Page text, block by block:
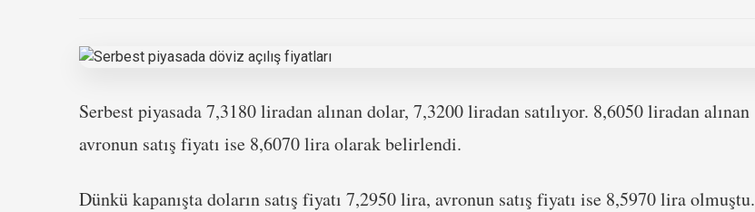
Serbest piyasada 7,3180 liradan alınan dolar, 7,3200 liradan satılıyor. 8,6050 liradan alınan
avronun satış fiyatı ise 8,6070 lira olarak belirlendi.
Dünkü kapanışta doların satış fiyatı 7,2950 lira, avronun satış fiyatı ise 8,5970 lira olmuştu.